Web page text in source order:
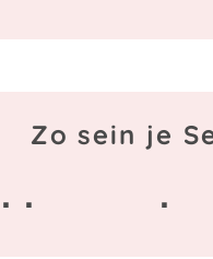
Zo sein je
· ·